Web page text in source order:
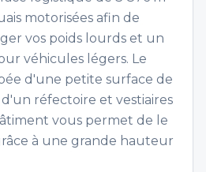
motorisées afin de
vos poids lourds et un
véhicules légers. Le
d'une petite surface de
réfectoire et vestiaires
vous permet de le
à une grande hauteur